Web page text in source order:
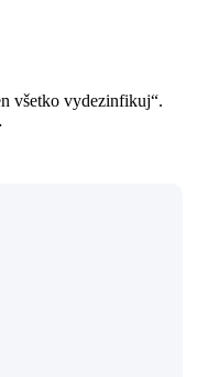
všetko vydezinfikuj“.